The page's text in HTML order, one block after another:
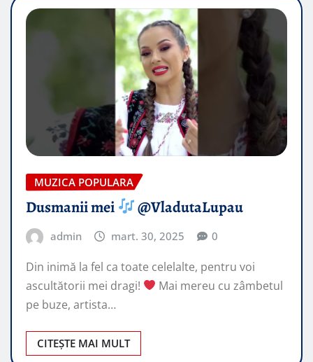
MUZICA POPULARA
Dusmanii mei @VladutaLupau
admin mart. 30, 2025 0
Din inimă la fel ca toate celelalte, pentru voi
ascultătorii mei dragi!
Mai mereu cu zâmbetul
pe buze, artista…
CITEȘTE MAI MULT